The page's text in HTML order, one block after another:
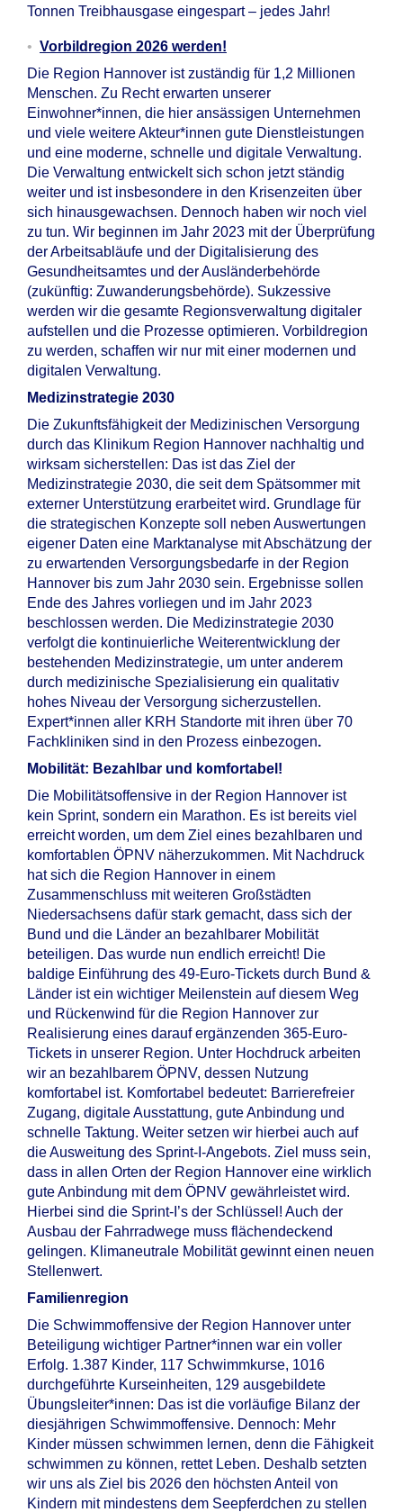
Tonnen Treibhausgase eingespart – jedes Jahr!
Vorbildregion 2026 werden!
Die Region Hannover ist zuständig für 1,2 Millionen
Menschen. Zu Recht erwarten unserer
Einwohner*innen, die hier ansässigen Unternehmen
und viele weitere Akteur*innen gute Dienstleistungen
und eine moderne, schnelle und digitale Verwaltung.
Die Verwaltung entwickelt sich schon jetzt ständig
weiter und ist insbesondere in den Krisenzeiten über
sich hinausgewachsen. Dennoch haben wir noch viel
zu tun. Wir beginnen im Jahr 2023 mit der Überprüfung
der Arbeitsabläufe und der Digitalisierung des
Gesundheitsamtes und der Ausländerbehörde
(zukünftig: Zuwanderungsbehörde). Sukzessive
werden wir die gesamte Regionsverwaltung digitaler
aufstellen und die Prozesse optimieren. Vorbildregion
zu werden, schaffen wir nur mit einer modernen und
digitalen Verwaltung.
Medizinstrategie 2030
Die Zukunftsfähigkeit der Medizinischen Versorgung
durch das Klinikum Region Hannover nachhaltig und
wirksam sicherstellen: Das ist das Ziel der
Medizinstrategie 2030, die seit dem Spätsommer mit
externer Unterstützung erarbeitet wird. Grundlage für
die strategischen Konzepte soll neben Auswertungen
eigener Daten eine Marktanalyse mit Abschätzung der
zu erwartenden Versorgungsbedarfe in der Region
Hannover bis zum Jahr 2030 sein. Ergebnisse sollen
Ende des Jahres vorliegen und im Jahr 2023
beschlossen werden. Die Medizinstrategie 2030
verfolgt die kontinuierliche Weiterentwicklung der
bestehenden Medizinstrategie, um unter anderem
durch medizinische Spezialisierung ein qualitativ
hohes Niveau der Versorgung sicherzustellen.
Expert*innen aller KRH Standorte mit ihren über 70
Fachkliniken sind in den Prozess einbezogen.
Mobilität: Bezahlbar und komfortabel!
Die Mobilitätsoffensive in der Region Hannover ist
kein Sprint, sondern ein Marathon. Es ist bereits viel
erreicht worden, um dem Ziel eines bezahlbaren und
komfortablen ÖPNV näherzukommen. Mit Nachdruck
hat sich die Region Hannover in einem
Zusammenschluss mit weiteren Großstädten
Niedersachsens dafür stark gemacht, dass sich der
Bund und die Länder an bezahlbarer Mobilität
beteiligen. Das wurde nun endlich erreicht! Die
baldige Einführung des 49-Euro-Tickets durch Bund &
Länder ist ein wichtiger Meilenstein auf diesem Weg
und Rückenwind für die Region Hannover zur
Realisierung eines darauf ergänzenden 365-Euro-
Tickets in unserer Region. Unter Hochdruck arbeiten
wir an bezahlbarem ÖPNV, dessen Nutzung
komfortabel ist. Komfortabel bedeutet: Barrierefreier
Zugang, digitale Ausstattung, gute Anbindung und
schnelle Taktung. Weiter setzen wir hierbei auch auf
die Ausweitung des Sprint-I-Angebots. Ziel muss sein,
dass in allen Orten der Region Hannover eine wirklich
gute Anbindung mit dem ÖPNV gewährleistet wird.
Hierbei sind die Sprint-I’s der Schlüssel! Auch der
Ausbau der Fahrradwege muss flächendeckend
gelingen. Klimaneutrale Mobilität gewinnt einen neuen
Stellenwert.
Familienregion
Die Schwimmoffensive der Region Hannover unter
Beteiligung wichtiger Partner*innen war ein voller
Erfolg. 1.387 Kinder, 117 Schwimmkurse, 1016
durchgeführte Kurseinheiten, 129 ausgebildete
Übungsleiter*innen: Das ist die vorläufige Bilanz der
diesjährigen Schwimmoffensive. Dennoch: Mehr
Kinder müssen schwimmen lernen, denn die Fähigkeit
schwimmen zu können, rettet Leben. Deshalb setzten
wir uns als Ziel bis 2026 den höchsten Anteil von
Kindern mit mindestens dem Seepferdchen zu stellen